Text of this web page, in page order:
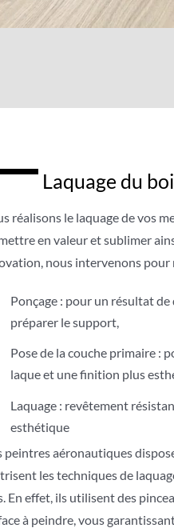
Laquage du
réalisons le laquage de vos
en valeur et sublimer
nous intervenons pour
Ponçage : pour un résultat
préparer le support,
Pose de la couche primaire :
laque et une finition plus
Laquage : revêtement
esthétique
peintres aéronautiques
les techniques de
En effet, ils utilisent des
à peindre, vous